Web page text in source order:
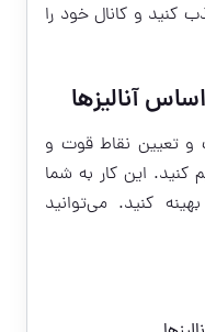
کنید و کانال خود را
آنالیزها
و تعیین نقاط قوت و
کنید. این کار به شما
کنید. می‌توانید